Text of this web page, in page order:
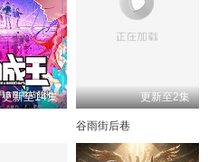
更新至14集 更新至2集
谷雨街后巷